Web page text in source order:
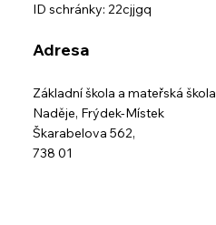
ID schránky: 22cjjgq
Adresa
Základní škola a mateřská škola
Naděje, Frýdek-Místek
Škarabelova 562,
738 01